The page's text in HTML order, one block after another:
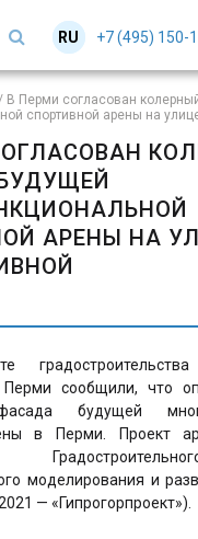
EN
RU +7 (495) 150-
В Перми согласован
спортивной арены на
АРЕНЫ НА
Перми сообщили, что
будущей
в Перми. Проект
моделирования и
— «Гипрогорпроект»).